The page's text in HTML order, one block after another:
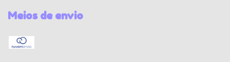
Meios de envio